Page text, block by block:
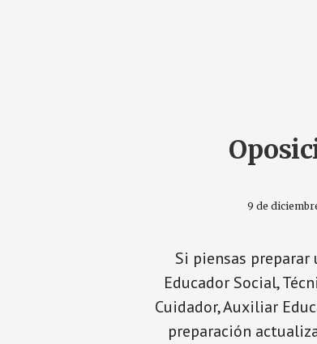
9 de
Si piensas
Educador Social,
Cuidador, Auxiliar
preparación